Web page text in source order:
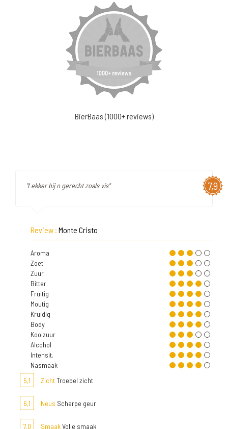
BierBaas (1000+ reviews)
7,9
"Lekker bij n gerecht zoals vis"
Review : Monte Cristo
Aroma
Zoet
Zuur
Bitter
Fruitig
Moutig
Kruidig
Body
Koolzuur
Alcohol
Intensit.
Nasmaak
5,1
ZichtTroebel zicht
6,1 Neus Scherpe geur
7,0 SmaakVolle smaak